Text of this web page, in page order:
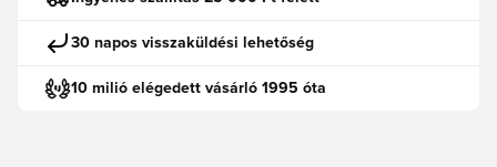
30 napos visszaküldési lehetőség
10 milió elégedett vásárló 1995 óta